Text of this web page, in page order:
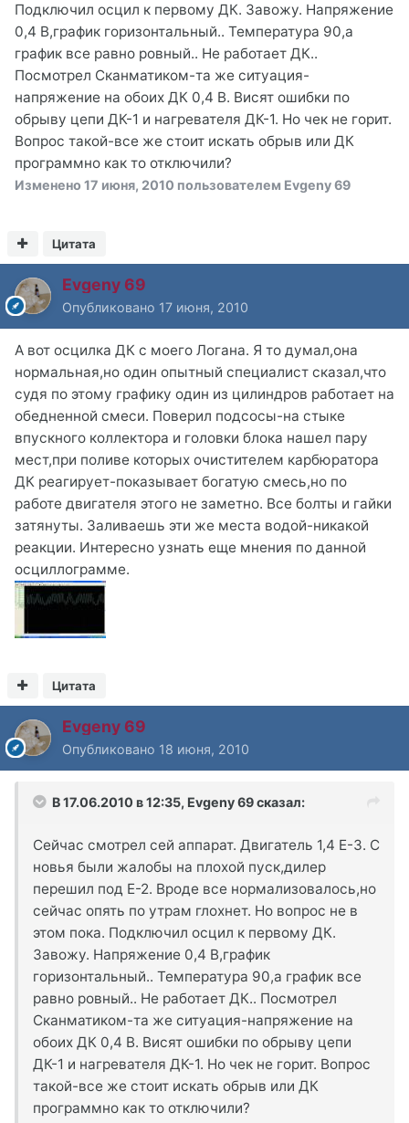
Подключил осцил к первому ДК. Завожу. Напряжение
0,4 В,график горизонтальный.. Температура 90,а
график все равно ровный.. Не работает ДК..
Посмотрел Сканматиком-та же ситуация-
напряжение на обоих ДК 0,4 В. Висят ошибки по
обрыву цепи ДК-1 и нагревателя ДК-1. Но чек не горит.
Вопрос такой-все же стоит искать обрыв или ДК
программно как то отключили?
Изменено 17 июня, 2010 пользователем Evgeny 69
Цитата
Evgeny 69
Опубликовано 17 июня, 2010
А вот осцилка ДК с моего Логана. Я то думал,она
нормальная,но один опытный специалист сказал,что
судя по этому графику один из цилиндров работает на
обедненной смеси. Поверил подсосы-на стыке
впускного коллектора и головки блока нашел пару
мест,при поливе которых очистителем карбюратора
ДК реагирует-показывает богатую смесь,но по
работе двигателя этого не заметно. Все болты и гайки
затянуты. Заливаешь эти же места водой-никакой
реакции. Интересно узнать еще мнения по данной
осциллограмме.
Цитата
Evgeny 69
Опубликовано 18 июня, 2010
В 17.06.2010 в 12:35, Evgeny 69 сказал:
Сейчас смотрел сей аппарат. Двигатель 1,4 Е-3. С
новья были жалобы на плохой пуск,дилер
перешил под Е-2. Вроде все нормализовалось,но
сейчас опять по утрам глохнет. Но вопрос не в
этом пока. Подключил осцил к первому ДК.
Завожу. Напряжение 0,4 В,график
горизонтальный.. Температура 90,а график все
равно ровный.. Не работает ДК.. Посмотрел
Сканматиком-та же ситуация-напряжение на
обоих ДК 0,4 В. Висят ошибки по обрыву цепи
ДК-1 и нагревателя ДК-1. Но чек не горит. Вопрос
такой-все же стоит искать обрыв или ДК
программно как то отключили?